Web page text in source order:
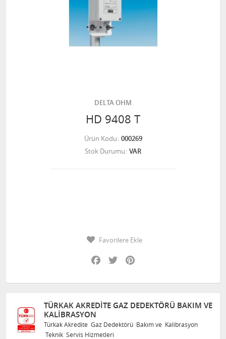
DELTA OHM
HD 9408 T
Ürün Kodu 000269
Stok Durumu VAR
Favorilere Ekle
Facebook
Twitter
TÜRKAK AKREDITE GAZ DEDEKTÖRÜ BAKIM VE
KALIBRASYON
Türkak Akredite Gaz Dedektörü Bakım ve Kalibrasyon
Teknik Servis Hizmetleri